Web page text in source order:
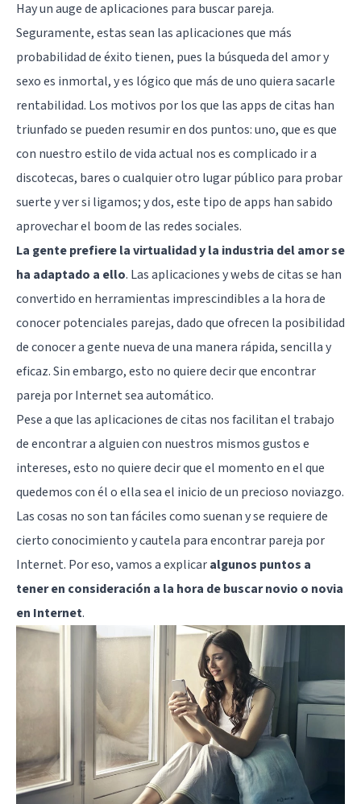
Hay un auge de aplicaciones para buscar pareja.
Seguramente, estas sean las aplicaciones que más
probabilidad de éxito tienen, pues la búsqueda del amor y
sexo es inmortal, y es lógico que más de uno quiera sacarle
rentabilidad. Los motivos por los que las apps de citas han
triunfado se pueden resumir en dos puntos: uno, que es que
con nuestro estilo de vida actual nos es complicado ir a
discotecas, bares o cualquier otro lugar público para probar
suerte y ver si ligamos; y dos, este tipo de apps han sabido
aprovechar el boom de las redes sociales.
La gente prefiere la virtualidad y la industria del amor se
ha adaptado a ello. Las aplicaciones y webs de citas se han
convertido en herramientas imprescindibles a la hora de
conocer potenciales parejas, dado que ofrecen la posibilidad
de conocer a gente nueva de una manera rápida, sencilla y
eficaz. Sin embargo, esto no quiere decir que encontrar
pareja por Internet sea automático.
Pese a que las aplicaciones de citas nos facilitan el trabajo
de encontrar a alguien con nuestros mismos gustos e
intereses, esto no quiere decir que el momento en el que
quedemos con él o ella sea el inicio de un precioso noviazgo.
Las cosas no son tan fáciles como suenan y se requiere de
cierto conocimiento y cautela para encontrar pareja por
Internet. Por eso, vamos a explicaralgunos puntos a
tener en consideración a la hora de buscar novio o novia
en Internet.